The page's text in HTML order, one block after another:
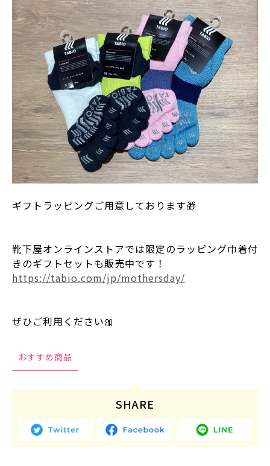
ギフトラッピングご用意しております🎁
靴下屋オンラインストアでは限定のラッピング巾着付
きのギフトセットも販売中です！
https://tabio.com/jp/mothersday/
ぜひご利用ください🎀
おすすめ商品
SHARE